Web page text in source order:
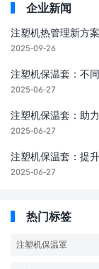
企业新闻
注塑机热管理新方
2025-09-26
注塑机保温套：不
2025-06-27
注塑机保温套：助
2025-06-27
注塑机保温套：提
2025-06-27
热门标签
注塑机保温罩